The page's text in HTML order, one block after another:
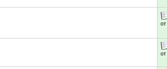
от
от